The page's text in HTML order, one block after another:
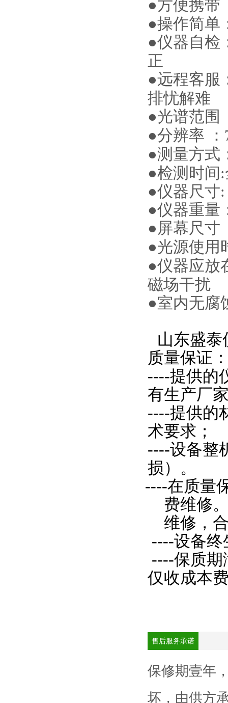
●方便携带
●操作简单
●仪器自检
正
●远程客服
排忧解难
●光谱范围
●分辨率 ：
●测量方式
●检测时间:
●仪器尺寸
●仪器重量
● 屏幕尺寸
●光源使用
●仪器应放
磁场干扰
●室内无腐
山东盛泰
质量保证
----提供的
有生产厂
----提供的
术要求；
----设备整
损）。
----在质量
费维修
维修，
----设备终
----保质期
仅收成本
售后服务承诺
保修期壹年
坏，由供方